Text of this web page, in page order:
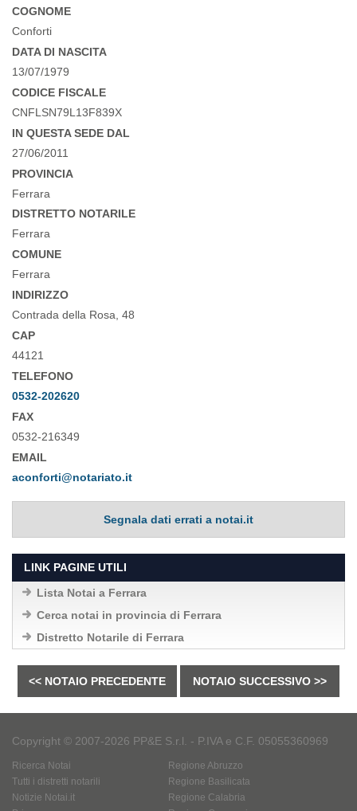
COGNOME
Conforti
DATA DI NASCITA
13/07/1979
CODICE FISCALE
CNFLSN79L13F839X
IN QUESTA SEDE DAL
27/06/2011
PROVINCIA
Ferrara
DISTRETTO NOTARILE
Ferrara
COMUNE
Ferrara
INDIRIZZO
Contrada della Rosa, 48
CAP
44121
TELEFONO
0532-202620
FAX
0532-216349
EMAIL
aconforti@notariato.it
Segnala dati errati a notai.it
LINK PAGINE UTILI
Lista Notai a Ferrara
Cerca notai in provincia di Ferrara
Distretto Notarile di Ferrara
<< NOTAIO PRECEDENTE NOTAIO SUCCESSIVO >>
Copyright © 2007-2026 PP&E S.r.l. - P.IVA e C.F. 05055360969
Ricerca Notai
Tutti i distretti notarili
Notizie Notai.it
Regione Abruzzo
Regione Basilicata
Regione Calabria